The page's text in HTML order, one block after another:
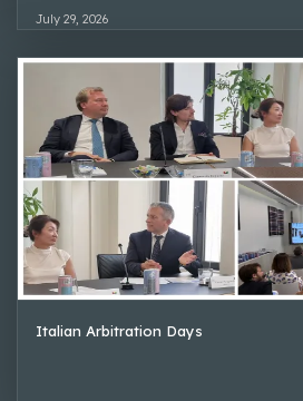
July 29, 2026
Italian Arbitration Days